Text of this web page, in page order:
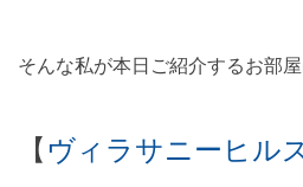
そんな私が本日ご紹介するお部屋
【ヴィラサニーヒル